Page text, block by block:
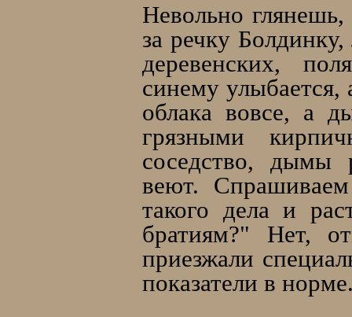
Невольно
за речку
деревенских,
синему улыбается,
облака вовсе, а
грязными
соседство, дымы
веют.
такого дела и
братиям?" Нет,
приезжали
показатели в